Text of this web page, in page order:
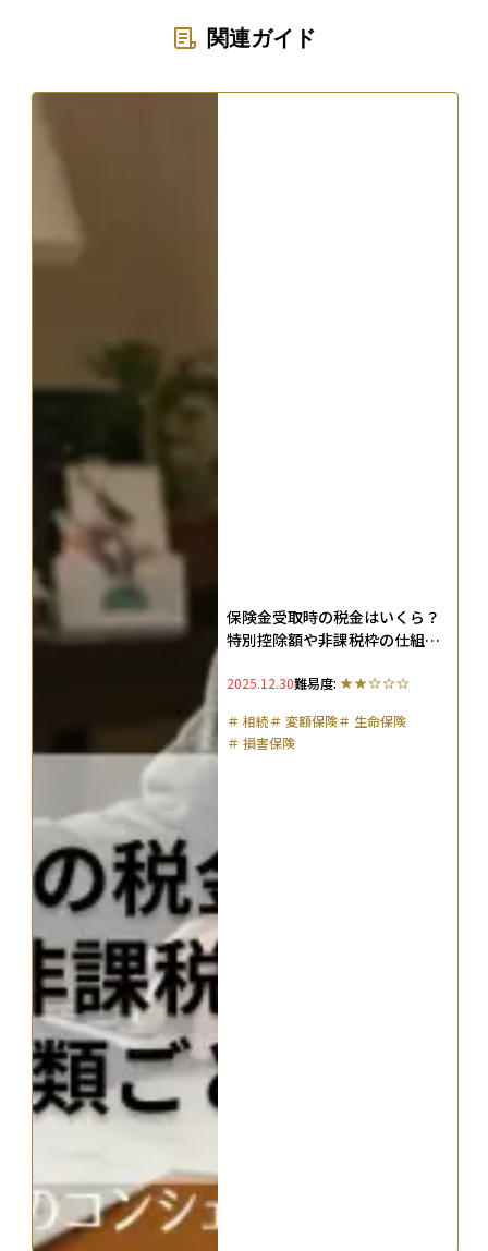
関連ガイド
保険金受取時の税金はいくら？
特別控除額や非課税枠の仕組み
2025.12.30難易度:
＃ 相続＃ 変額保険＃ 生命保険
＃ 損害保険